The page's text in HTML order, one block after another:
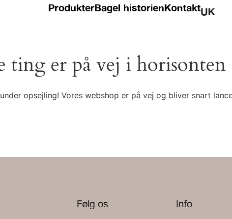
ProdukterBagel historienKontaktUK
ting er på vej i horisonten
opsejling! Vores webshop er på vej og bliver snart
Følg os
Info